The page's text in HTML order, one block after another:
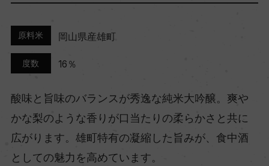
原料米 岡山県産雄町
度数 16％
酸味と旨味のバランスが秀逸な純米大吟醸。爽や
かな梨のような香りが口当たりの柔らかさと共に
広がります。雄町特有の凝縮した旨みが、食中酒
としての魅力を高めています。